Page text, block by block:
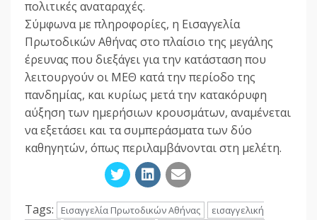
πολιτικές αναταραχές.
Σύμφωνα με πληροφορίες, η Εισαγγελία
Πρωτοδικών Αθήνας στο πλαίσιο της μεγάλης
έρευνας που διεξάγει για την κατάσταση που
λειτουργούν οι ΜΕΘ κατά την περίοδο της
πανδημίας, και κυρίως μετά την κατακόρυφη
αύξηση των ημερήσιων κρουσμάτων, αναμένεται
να εξετάσει και τα συμπεράσματα των δύο
καθηγητών, όπως περιλαμβάνονται στη μελέτη.
Tags: Εισαγγελία Πρωτοδικών Αθήνας
εισαγγελική